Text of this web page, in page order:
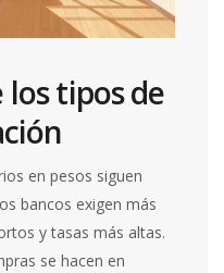
tipos de
en pesos siguen
bancos exigen más
y tasas más altas.
se hacen en